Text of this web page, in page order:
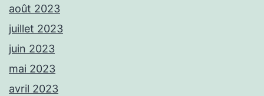
août 2023
juillet 2023
juin 2023
mai 2023
avril 2023